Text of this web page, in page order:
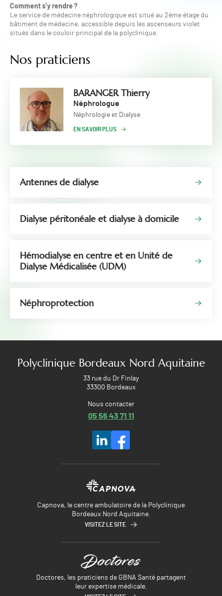
Comment s’y rendre ?
Le service de médecine néphrologique est situé au 2ème étage du
bâtiment de médecine, accessible depuis les ascenseurs violet
situés dans le couloir principal de la polyclinique.
Nos praticiens
BARANGER Thierry
Néphrologue
Néphrologie et Dialyse
EN SAVOIR PLUS
Antennes de dialyse
Dialyse péritonéale et dialyse à domicile
Hémodialyse en centre et en Unité de
Dialyse Médicalisée (UDM)
Néphroprotection
Polyclinique Bordeaux Nord Aquitaine
33 rue du Dr Finlay
33300 Bordeaux
Nous contacter
05 56 43 71 11
Capnova, le centre ambulatoire de la Polyclinique
Bordeaux Nord Aquitaine.
VISITEZ LE SITE
Doctores, les praticiens de GBNA Santé partagent
leur expertise médicale.